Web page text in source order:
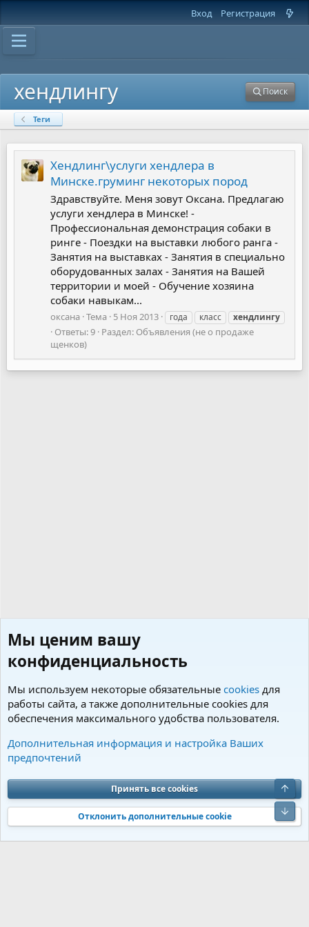
Вход Регистрация
хендлингу Поиск
Теги
Хендлинг\услуги хендлера в
Минске.груминг некоторых пород
Здравствуйте. Меня зовут Оксана. Предлагаю
услуги хендлера в Минске! -
Профессиональная демонстрация собаки в
ринге - Поездки на выставки любого ранга -
Занятия на выставках - Занятия в специально
оборудованных залах - Занятия на Вашей
территории и моей - Обучение хозяина
собаки навыкам...
оксана Тема 5 Ноя 2013 года класс хендлингу
Ответы: 9 Раздел: Объявления (не о продаже
щенков)
Теги
Cookies Charm by DCom
Обратная связь
Условия и правила
Политика конфиденциальности
Помощь
S
S
Community platform by XenForo® © 2010-2026 XenForo Ltd. Перевод от
Jumuro®|Media embeds via s9e/MediaSites
Мы ценим вашу
конфиденциальность
Мы используем некоторые обязательные cookies для
работы сайта, а также дополнительные cookies для
обеспечения максимального удобства пользователя.
Дополнительная информация и настройка Ваших
предпочтений
Принять все cookies
Отклонить дополнительные cookie
Верх
Низ